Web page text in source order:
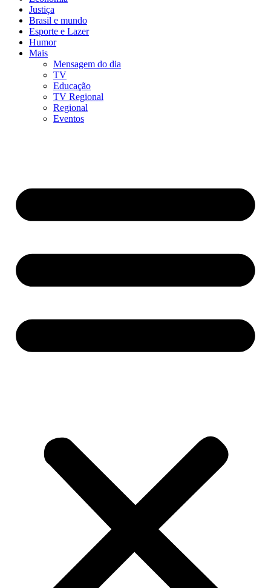
Justiça
Brasil e mundo
Esporte e Lazer
Humor
Mais
Mensagem do dia
TV
Educação
TV Regional
Regional
Eventos